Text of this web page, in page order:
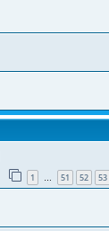
1 … 51 52 53